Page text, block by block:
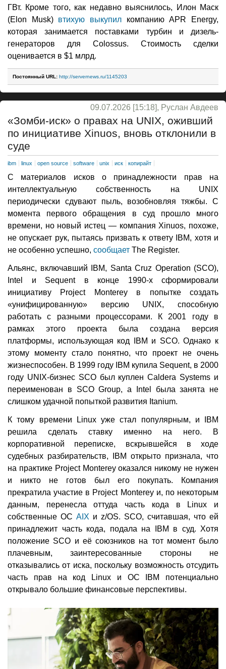
ГВт. Кроме того, как недавно выяснилось, Илон Маск
(Elon Musk) втихую выкупил компанию APR Energy,
которая занимается поставками турбин и дизель-
генераторов для Colossus. Стоимость сделки
оценивается в $1 млрд.
Постоянный URL: http://servernews.ru/1145203
09.07.2026 [15:18], Руслан Авдеев
«Зомби-иск» о правах на UNIX, оживший
по инициативе Xinuos, вновь отклонили в
суде
ibm linux open source software unix иск копирайт
С материалов исков о принадлежности прав на
интеллектуальную собственность на UNIX
периодически сдувают пыль, возобновляя тяжбы. С
момента первого обращения в суд прошло много
времени, но новый истец — компания Xinuos, похоже,
не опускает рук, пытаясь призвать к ответу IBM, хотя и
не особенно успешно, сообщает The Register.
Альянс, включавший IBM, Santa Cruz Operation (SCO),
Intel и Sequent в конце 1990-х сформировали
инициативу Project Monterey в попытке создать
«унифицированную» версию UNIX, способную
работать с разными процессорами. К 2001 году в
рамках этого проекта была создана версия
платформы, использующая код IBM и SCO. Однако к
этому моменту стало понятно, что проект не очень
жизнеспособен. В 1999 году IBM купила Sequent, в 2000
году UNIX-бизнес SCO был куплен Caldera Systems и
переименован в SCO Group, а Intel была занята не
слишком удачной попыткой развития Itanium.
К тому времени Linux уже стал популярным, и IBM
решила сделать ставку именно на него. В
корпоративной переписке, вскрывшейся в ходе
судебных разбирательств, IBM открыто признала, что
на практике Project Monterey оказался никому не нужен
и никто не готов был его покупать. Компания
прекратила участие в Project Monterey и, по некоторым
данным, перенесла оттуда часть кода в Linux и
собственные ОС AIX и z/OS. SCO, считавшая, что ей
принадлежит часть кода, подала на IBM в суд. Хотя
положение SCO и её союзников на тот момент было
плачевным, заинтересованные стороны не
отказывались от иска, поскольку возможность отсудить
часть прав на код Linux и ОС IBM потенциально
открывало большие финансовые перспективы.